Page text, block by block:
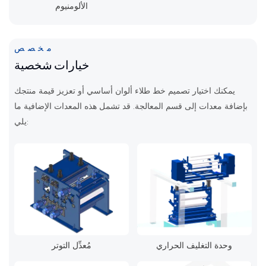
الألومنيوم
مخصص
خيارات شخصية
يمكنك اختيار تصميم خط طلاء ألوان أساسي أو تعزيز قيمة منتجك
بإضافة معدات إلى قسم المعالجة. قد تشمل هذه المعدات الإضافية ما
يلي:
مُعدِّل التوتر وحدة التغليف الحراري